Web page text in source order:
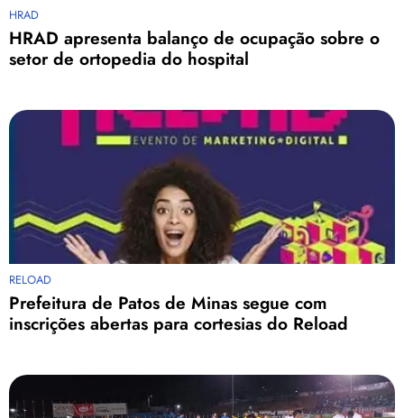
HRAD
HRAD apresenta balanço de ocupação sobre o
setor de ortopedia do hospital
RELOAD
Prefeitura de Patos de Minas segue com
inscrições abertas para cortesias do Reload